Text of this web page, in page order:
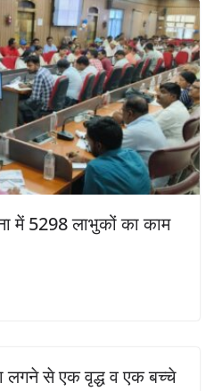
में 5298 लाभुकों का काम
लगने से एक वृद्ध व एक बच्चे